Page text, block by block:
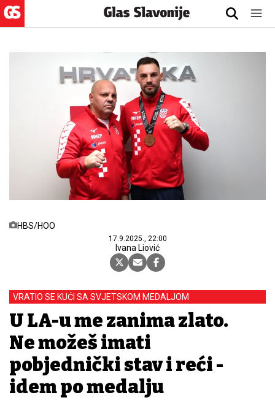
HBS/HOO
17.9.2025., 22:00
Ivana Liović
VRATIO SE KUĆI SA SVJETSKOM MEDALJOM
U LA-u me zanima zlato.
Ne možeš imati
pobjednički stav i reći -
idem po medalju